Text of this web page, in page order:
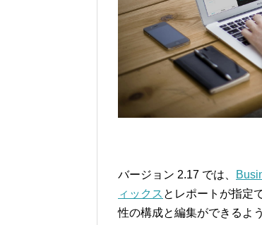
バージョン 2.17 では、
ィックス とレポートが指定
性の構成と編集ができるよ